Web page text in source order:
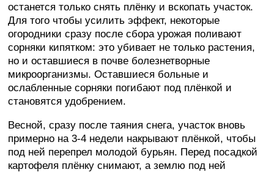
останется только снять плёнку и вскопать участок.
Для того чтобы усилить эффект, некоторые
огородники сразу после сбора урожая поливают
сорняки кипятком: это убивает не только растения,
но и оставшиеся в почве болезнетворные
микроорганизмы. Оставшиеся больные и
ослабленные сорняки погибают под плёнкой и
становятся удобрением.
Весной, сразу после таяния снега, участок вновь
примерно на 3-4 недели накрывают плёнкой, чтобы
под ней перепрел молодой бурьян. Перед посадкой
картофеля плёнку снимают, а землю под ней